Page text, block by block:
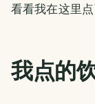
看看我在这里
我点的